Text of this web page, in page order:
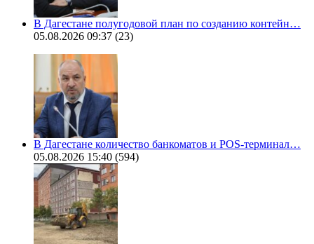
В Дагестане полугодовой план по созданию контейн…
05.08.2026 09:37 (23)
В Дагестане количество банкоматов и POS-терминал…
05.08.2026 15:40 (594)